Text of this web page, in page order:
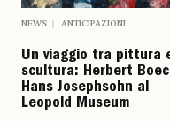
NEWS ANTICIPAZIONI
Un viaggio tra pittura
scultura: Herbert
Hans Josephsohn al
Leopold Museum